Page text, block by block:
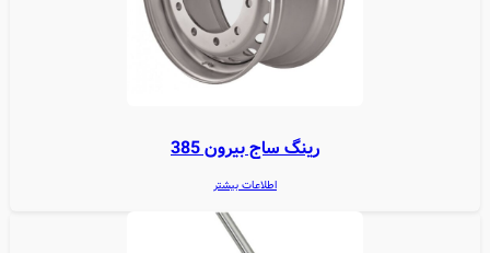
رینگ ساج بیرون 385
اطلاعات بیشتر